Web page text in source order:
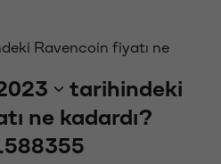
Ravencoin fiyatı ne
tarihindeki
ne kadardı?